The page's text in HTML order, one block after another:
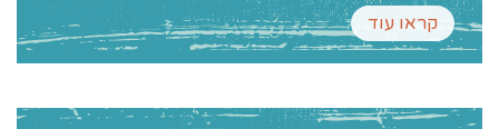
קראו עוד